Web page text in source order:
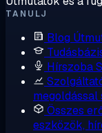
TANULJ
Blog
Hírszoba
megoldással
Összes
eszközök,